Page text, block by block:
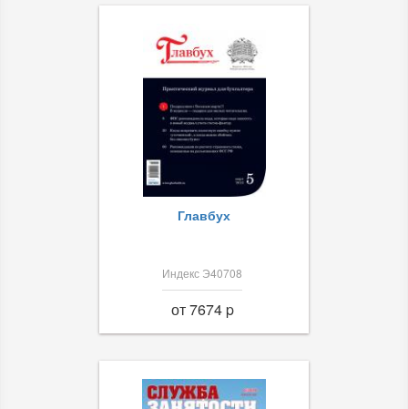
Главбух
Индекс Э40708
от 7674 p